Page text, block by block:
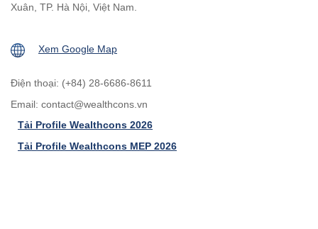
Xuân, TP. Hà Nội, Việt Nam.
Xem Google Map
Điện thoại: (+84) 28-6686-8611
Email: contact@wealthcons.vn
Tải Profile Wealthcons 2026
Tải Profile Wealthcons MEP 2026